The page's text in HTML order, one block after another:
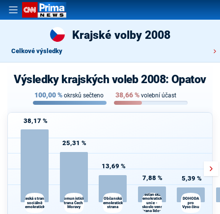
Krajské volby 2008
Celkové výsledky
Výsledky krajských voleb 2008: Opatov
100,00% okrsků sečteno 38,66% volební účast
38,17 %
Česká strana
sociálně
demokratická
25,31 %
Komunistická
strana Čech a
Moravy
13,69 %
Občanská
demokratická
strana
7,88 %
Křesťanská a
demokratická
unie -
Československá
strana lidová
5,39 %
DOHODA
pro
Vysočinu